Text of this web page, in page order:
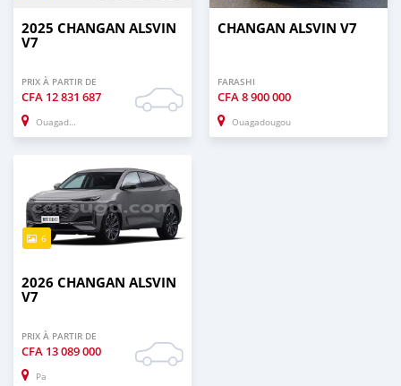
2025 CHANGAN ALSVIN
V7
PRIX À PARTIR DE
CFA 12 831 687
Ouagadougou
CHANGAN ALSVIN V7
FARASHI
CFA8 900 000
Ouagadougou
6
2026 CHANGAN ALSVIN
V7
PRIX À PARTIR DE
CFA 13 089 000
Pa